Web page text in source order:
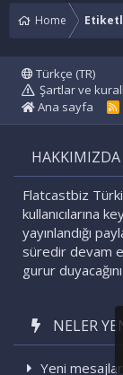
Home
Türkçe (TR)
Şartlar ve
Ana sayfa
R
HAKKIMIZDA
Flatcastbiz
kullanıcılarına
yayınlandığı
süredir devam
gurur
NELER
Yeni mesajlar